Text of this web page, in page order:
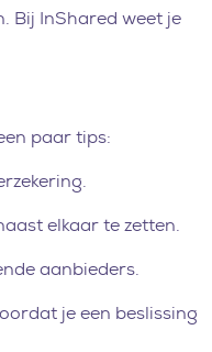
Bij InShared weet je
paar tips:
elkaar te zetten.
aanbieders.
je een beslissing